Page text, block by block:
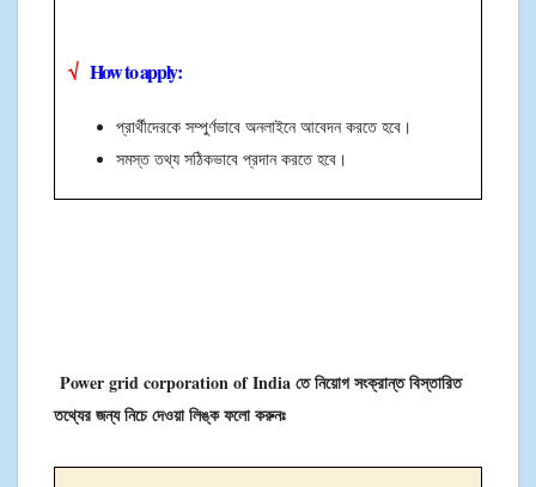
√ How to apply:
প্রার্থীদেরকে সম্পুর্ণভাবে অনলাইনে আবেদন করতে হবে।
সমস্ত তথ্য সঠিকভাবে প্রদান করতে হবে।
Power grid corporation of India তে নিয়োগ সংক্রান্ত বিস্তারিত
তথ্যের জন্য নিচে দেওয়া লিঙ্ক ফলো করুনঃ